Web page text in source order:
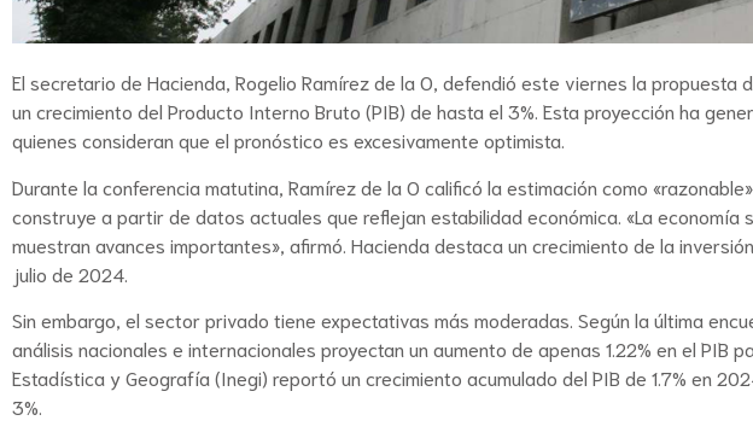
El secretario de Hacienda, Rogelio Ramírez de la O, defendió este viernes la
un crecimiento del Producto Interno Bruto (PIB) de hasta el 3%. Esta proyección ha
quienes consideran que el pronóstico es excesivamente optimista.
Durante la conferencia matutina, Ramírez de la O calificó la estimación como
construye a partir de datos actuales que reflejan estabilidad económica. «La economía
muestran avances importantes», afirmó. Hacienda destaca un crecimiento de la
julio de 2024.
Sin embargo, el sector privado tiene expectativas más moderadas. Según la última
análisis nacionales e internacionales proyectan un aumento de apenas 1.22% en el PIB
Estadística y Geografía (Inegi) reportó un crecimiento acumulado del PIB de 1.7% en
3%.